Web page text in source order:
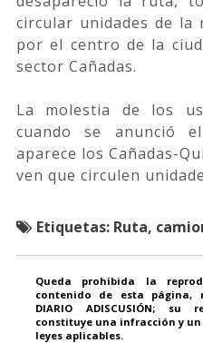
circular unidades de la
por el centro de la
sector Cañadas.
La molestia de los
cuando se anunció
aparece los Cañadas-
ven que circulen
Etiquetas: Ruta,
Queda prohibida la
contenido de esta página,
DIARIO ADISCUSIÓN;
constituye una infracción y
leyes aplicables.